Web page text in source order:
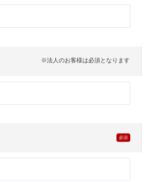
※法人のお客様は必須となります